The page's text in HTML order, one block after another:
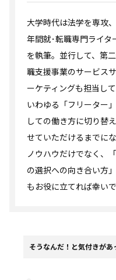
大学時代は法学を専攻
年間就･転職専門ライ
を執筆。並行して、第
職支援事業のサービス
ーケティングも担当して
いわゆる「フリーター
しての働き方に切り替
せていただけるまでに
ノウハウだけでなく、
の選択への向き合い方
もお役に立てれば幸いで
そうなんだ！と気付きがあ